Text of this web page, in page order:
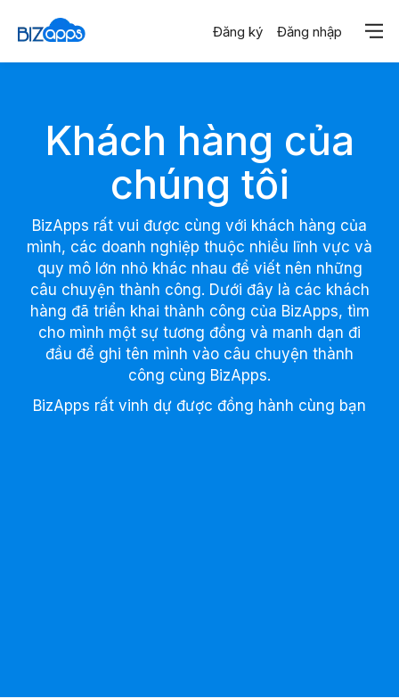
Đăng ký Đăng nhập
Trang chủ
Khách hàng
Khách hàng của
chúng tôi
BizApps rất vui được cùng với khách hàng của
mình, các doanh nghiệp thuộc nhiều lĩnh vực và
quy mô lớn nhỏ khác nhau để viết nên những
câu chuyện thành công. Dưới đây là các khách
hàng đã triển khai thành công của BizApps, tìm
cho mình một sự tương đồng và manh dạn đi
đầu để ghi tên mình vào câu chuyện thành
công cùng BizApps.
BizApps rất vinh dự được đồng hành cùng bạn